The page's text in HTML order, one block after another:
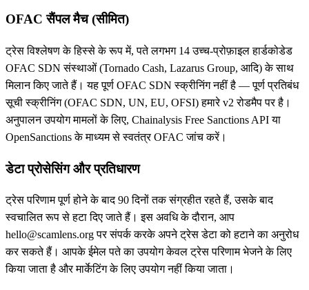
OFAC सैंपल मैच (सीमित)
ट्रेस विश्लेषण के हिस्से के रूप में, पते लगभग 14 उच्च-प्रोफ़ाइल हार्डकोडेड
OFAC SDN संस्थाओं (Tornado Cash, Lazarus Group, आदि) के साथ
मिलान किए जाते हैं। यह पूर्ण OFAC SDN स्क्रीनिंग नहीं है — पूर्ण प्रतिबंध
सूची स्क्रीनिंग (OFAC SDN, UN, EU, OFSI) हमारे v2 रोडमैप पर है।
अनुपालन उपयोग मामलों के लिए, Chainalysis Free Sanctions API या
OpenSanctions के माध्यम से स्वतंत्र OFAC जांच करें।
डेटा प्रोसेसिंग और प्रतिधारण
ट्रेस परिणाम पूर्ण होने के बाद 90 दिनों तक संग्रहीत रहते हैं, उसके बाद
स्वचालित रूप से हटा दिए जाते हैं। इस अवधि के दौरान, आप
hello@scamlens.org पर संपर्क करके अपने ट्रेस डेटा को हटाने का अनुरोध
कर सकते हैं। आपके ईमेल पते का उपयोग केवल ट्रेस परिणाम भेजने के लिए
किया जाता है और मार्केटिंग के लिए उपयोग नहीं किया जाता।